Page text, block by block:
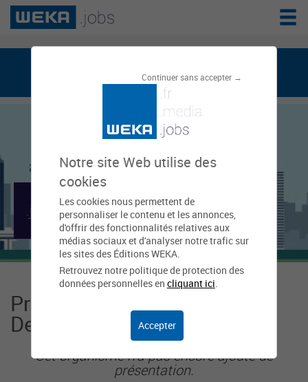
Continuer sans accepter →
Notre site Web utilise des
cookies
Les cookies nous permettent de
personnaliser le contenu et les annonces,
d'offrir des fonctionnalités relatives aux
médias sociaux et d'analyser notre trafic sur
les sites des Éditions WEKA.
Retrouvez notre politique de protection des
données personnelles en cliquant ici.
Accepter
weka.jobs, le réseau de l'emploi public
Mairie de Deshaies
Présentation Mairie de
Deshaies
Cet organisme n'a pas encore ajouté de
présentation.